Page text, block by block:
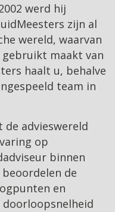
werd hij
zijn al
wereld, waarvan
gebruikt maakt van
haalt u, behalve
team in
de advieswereld
op
binnen
de
en